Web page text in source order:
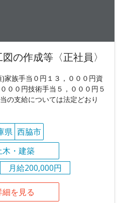
の作成等〈正社員〉
家族手当０円１３，０００円資
００円技術手当５，０００円５
の支給については法定どおり
県 西脇市
木・建築
月給200,000円
細を見る